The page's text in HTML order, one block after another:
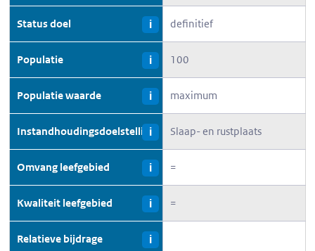
Status doel i definitief
Populatie i 100
Populatie waarde i maximum
Instandhoudingsdoelstellingi Slaap- en rustplaats
Omvang leefgebied i =
Kwaliteit leefgebied i =
Relatieve bijdrage i